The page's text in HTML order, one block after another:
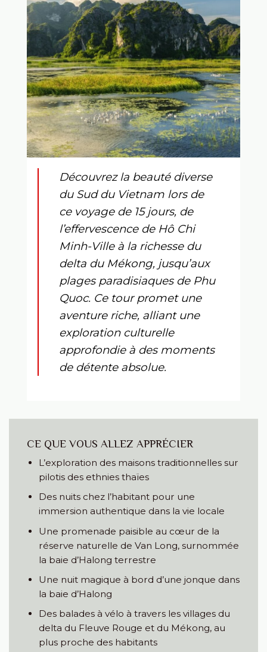
Découvrez la beauté diverse
du Sud du Vietnam lors de
ce voyage de 15 jours, de
l’effervescence de Hô Chi
Minh-Ville à la richesse du
delta du Mékong, jusqu’aux
plages paradisiaques de Phu
Quoc. Ce tour promet une
aventure riche, alliant une
exploration culturelle
approfondie à des moments
de détente absolue.
CE QUE VOUS ALLEZ APPRÉCIER
L’exploration des maisons traditionnelles sur
pilotis des ethnies thaïes
Des nuits chez l’habitant pour une
immersion authentique dans la vie locale
Une promenade paisible au cœur de la
réserve naturelle de Van Long, surnommée
la baie d’Halong terrestre
Une nuit magique à bord d’une jonque dans
la baie d’Halong
Des balades à vélo à travers les villages du
delta du Fleuve Rouge et du Mékong, au
plus proche des habitants